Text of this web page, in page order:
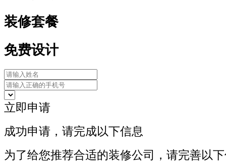
装修套餐
免费设计
立即申请
成功申请，请完成以下信息
为了给您推荐合适的装修公司，请完善以